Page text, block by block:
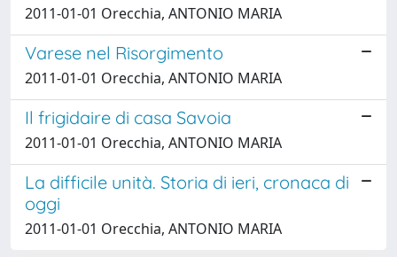
2011-01-01 Orecchia, ANTONIO MARIA
Varese nel Risorgimento
2011-01-01 Orecchia, ANTONIO MARIA
Il frigidaire di casa Savoia
2011-01-01 Orecchia, ANTONIO MARIA
La difficile unità. Storia di ieri, cronaca di
oggi
2011-01-01 Orecchia, ANTONIO MARIA